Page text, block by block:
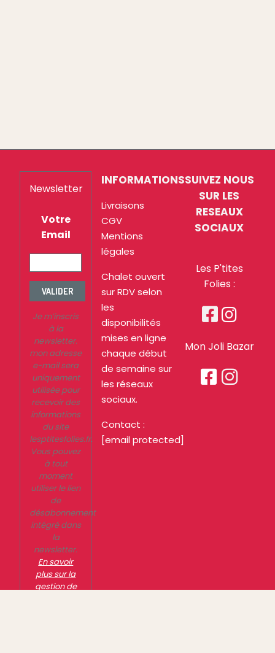
Newsletter
Votre
Email
VALIDER
Je m’inscris
à la
newsletter.
mon adresse
e-mail sera
uniquement
utilisée pour
recevoir des
informations
du site
lesptitesfolies.fr.
Vous pouvez
à tout
moment
utiliser le lien
de
désabonnement
intégré dans
la
newsletter.
En savoir
plus sur la
gestion de
INFORMATIONS
Livraisons
CGV
Mentions
légales
Chalet ouvert
sur RDV selon
les
disponibilités
mises en ligne
chaque début
de semaine sur
les réseaux
sociaux.
Contact :
[email protected]
SUIVEZ NOUS
SUR LES
RESEAUX
SOCIAUX
Les P'tites
Folies :
 
Mon Joli Bazar
 